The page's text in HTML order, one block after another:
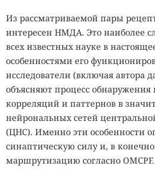
Из рассматриваемой пары
интересен НМДА. Это наиболее
всех известных науке в
особенностями его
исследователи (включая автора
объясняют процесс
корреляций и паттернов в
нейрональных сетей
(ЦНС). Именно эти особенности
синaптическую силу и, в
маршрутизацию согласно